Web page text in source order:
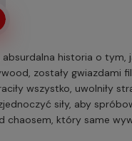
absurdalna historia o tym,
zostały gwiazdami
wszystko, uwolniły
siły, aby
chaosem, który same